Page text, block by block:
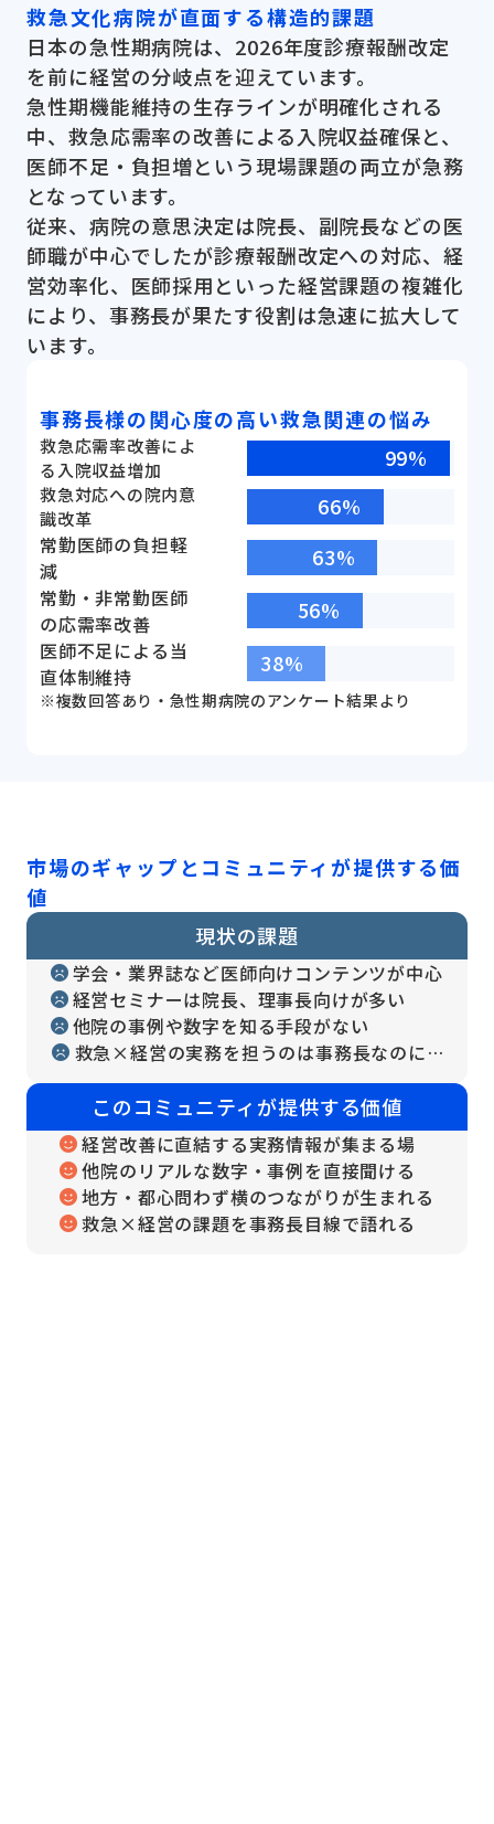
救急文化病院が直面する構造的課題
日本の急性期病院は、2026年度診療報酬改定
を前に経営の分岐点を迎えています。
急性期機能維持の生存ラインが明確化される
中、救急応需率の改善による入院収益確保と、
医師不足・負担増という現場課題の両立が急務
となっています。
従来、病院の意思決定は院長、副院長などの医
師職が中心でしたが診療報酬改定への対応、経
営効率化、医師採用といった経営課題の複雑化
により、事務長が果たす役割は急速に拡大して
います。
事務長様の関心度の高い救急関連の悩み
救急応需率改善によ
る入院収益増加
99%
救急対応への院内意
識改革
66%
常勤医師の負担軽
減
63%
常勤・非常勤医師
の応需率改善
56%
医師不足による当
直体制維持
38%
※複数回答あり・急性期病院のアンケート結果より
市場のギャップとコミュニティが提供する価
値
現状の課題
学会・業界誌など医師向けコンテンツが中心
経営セミナーは院長、理事長向けが多い
他院の事例や数字を知る手段がない
救急×経営の実務を担うのは事務長なのに…
このコミュニティが提供する価値
経営改善に直結する実務情報が集まる場
他院のリアルな数字・事例を直接聞ける
地方・都心問わず横のつながりが生まれる
救急×経営の課題を事務長目線で語れる